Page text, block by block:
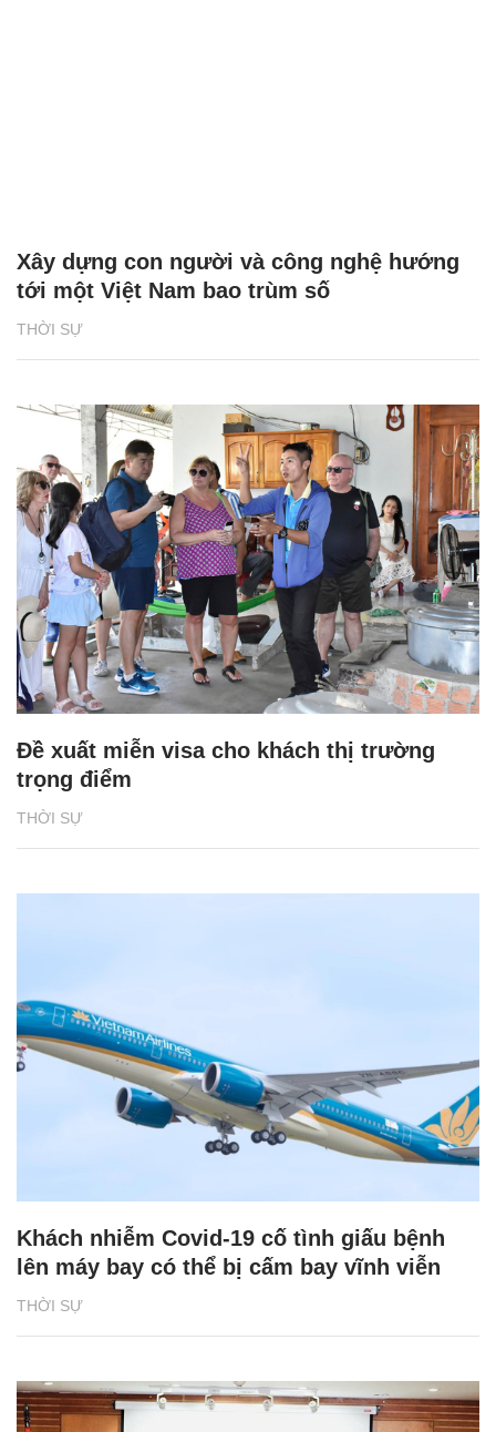
THỜI SỰ
Xây dựng con người và công nghệ hướng
tới một Việt Nam bao trùm số
THỜI SỰ
Đề xuất miễn visa cho khách thị trường
trọng điểm
THỜI SỰ
Khách nhiễm Covid-19 cố tình giấu bệnh
lên máy bay có thể bị cấm bay vĩnh viễn